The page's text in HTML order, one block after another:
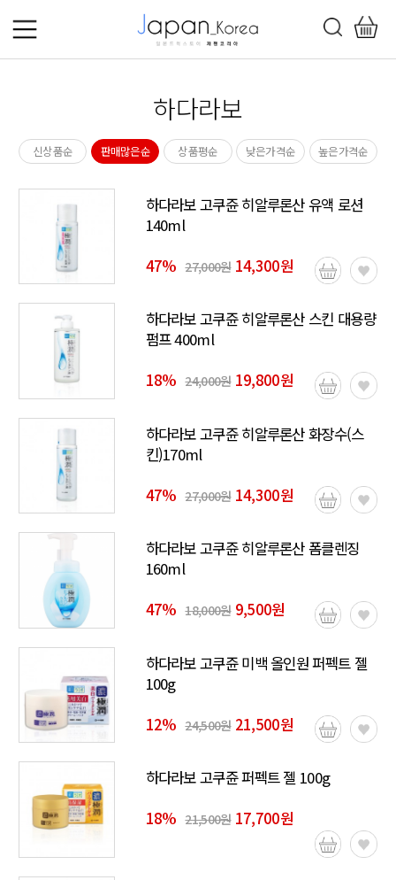
하다라보
신상품순 판매많은순 상품평순 낮은가격순 높은가격순
하다라보 고쿠쥰 히알루론산 유액 로션
140ml
47% 27,000원14,300원
하다라보 고쿠쥰 히알루론산 스킨 대용량
펌프 400ml
18% 24,000원19,800원
하다라보 고쿠쥰 히알루론산 화장수(스
킨)170ml
47% 27,000원14,300원
하다라보 고쿠쥰 히알루론산 폼클렌징
160ml
47% 18,000원9,500원
하다라보 고쿠쥰 미백 올인원 퍼펙트 젤​
100g
12% 24,500원21,500원
하다라보 고쿠쥰 퍼펙트 젤 100g
18% 21,500원17,700원